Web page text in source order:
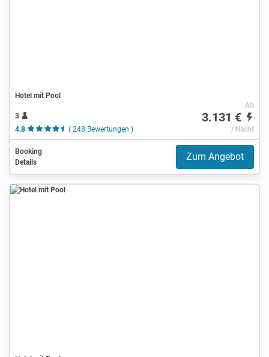
Hotel mit Pool
3
4.8
( 248 Bewertungen )
Ab
3.131 €
/ Nacht
Booking
Details
Zum Angebot